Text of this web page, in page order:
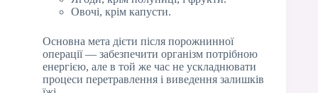
Овочі, крім капусти.
Основна мета дієти після порожнинної
операції — забезпечити організм потрібною
енергією, але в той же час не ускладнювати
процеси перетравлення і виведення залишків